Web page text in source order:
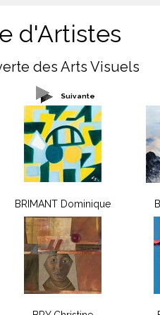
d'Artistes
des Arts Visuels
Suivante
BRIMANT Dominique